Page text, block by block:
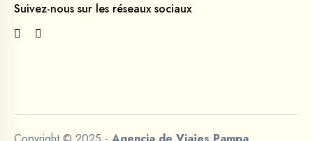
Suivez-nous sur les réseaux sociaux